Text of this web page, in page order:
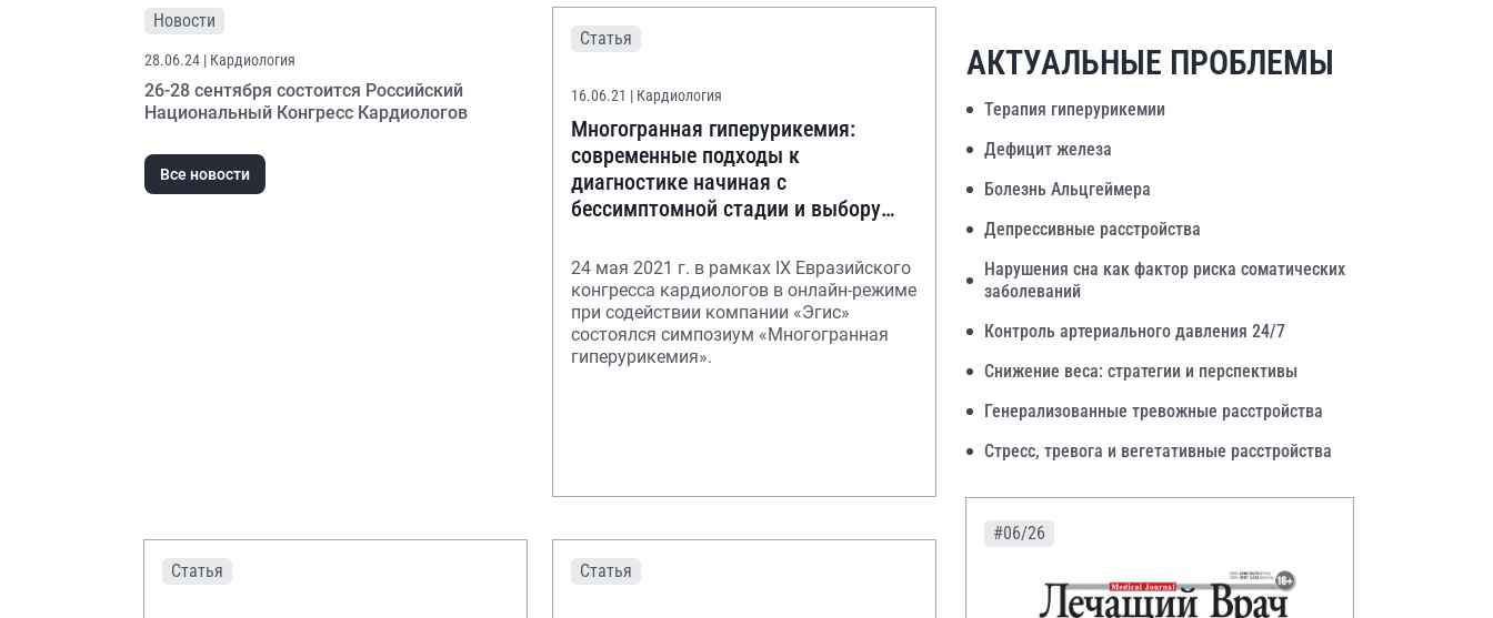
Новости
28.06.24 | Кардиология
26-28 сентября состоится Российский
Национальный Конгресс Кардиологов
Все новости
Статья
16.06.21 | Кардиология
Многогранная гиперурикемия:
современные подходы к
диагностике начиная с
бессимптомной стадии и выбору
24 мая 2021 г. в рамках IX Евразийского
конгресса кардиологов в онлайн-режиме
при содействии компании «Эгис»
состоялся симпозиум «Многогранная
гиперурикемия».
Статья Статья
АКТУАЛЬНЫЕ ПРОБЛЕМЫ
Терапия гиперурикемии
Дефицит железа
Болезнь Альцгеймера
Депрессивные расстройства
Нарушения сна как фактор риска соматических
заболеваний
Контроль артериального давления 24/7
Снижение веса: стратегии и перспективы
Генерализованные тревожные расстройства
Стресс, тревога и вегетативные расстройства
#06/26